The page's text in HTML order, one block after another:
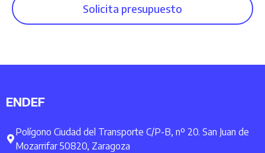
Solicita presupuesto
ENDEF
Polígono Ciudad del Transporte C/P-B, nº 20. San Juan de
Mozarrifar 50820, Zaragoza